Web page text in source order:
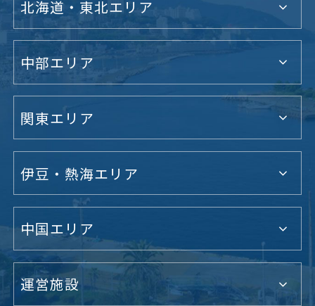
北海道・東北エリア
中部エリア
関東エリア
伊豆・熱海エリア
中国エリア
運営施設